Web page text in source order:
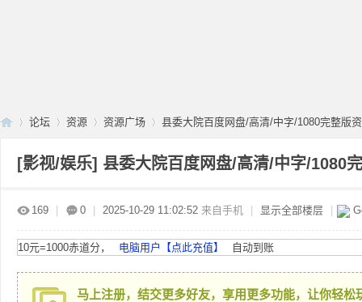
论坛 资源 资源广场 县委大院百度网盘/高清/中字/1080完整版
[影视/娱乐] 县委大院百度网盘/高清/中字/1080
169 0 2025-10-29 11:02:52 来自手机 显示全部楼层
10元=1000赤道分， 电脑用户【点此充值】 自动到账
马上注册，结交更多好友，享用更多功能，让你轻松